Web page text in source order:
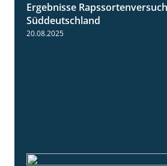
Ergebnisse
Süddeutschland
20.08.2025